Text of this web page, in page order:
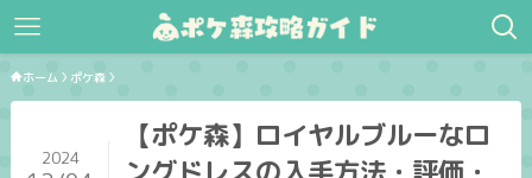
ホーム ポケ森
【ポケ森】ロイヤルブルーなロ
2024